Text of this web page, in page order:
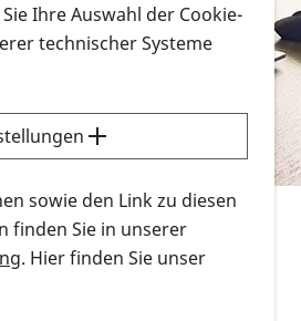
in verschiedenen
Ort
wie Sie nach Infonmaterial
bzw. herunterladen
sich dieErklärvideos zum
der PRO RETINA-Website
Menschen an.
Sie sämtliches Infomaterial
Ihre Auswahl der Cookie-
technischer Systeme
sowie den Link zu diesen
finden Sie in unserer
. Hier finden Sie unser